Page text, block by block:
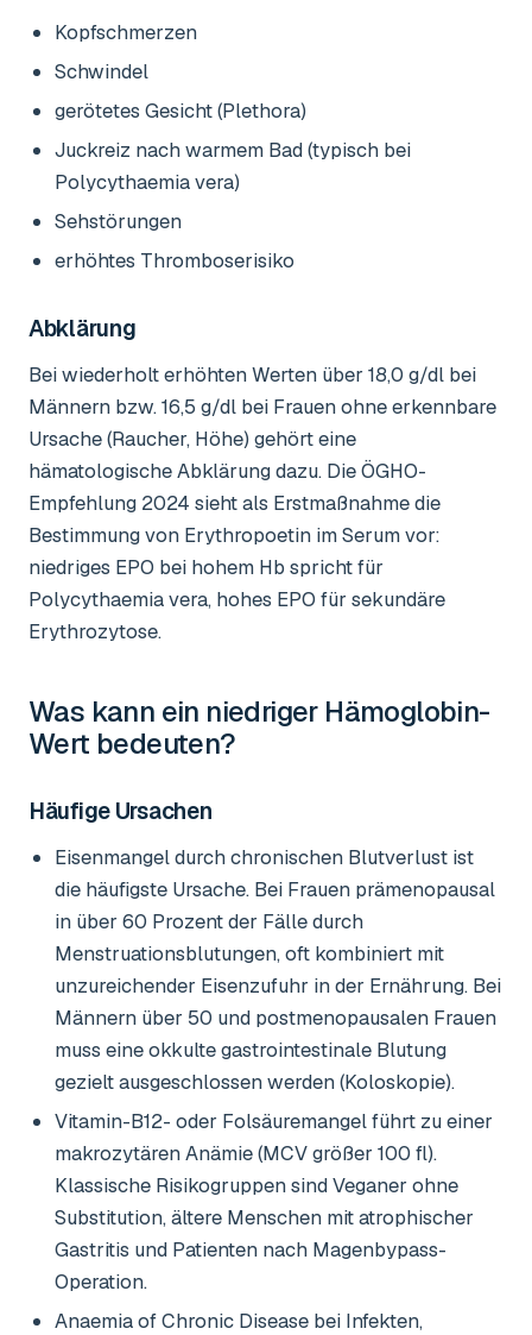
Kopfschmerzen
Schwindel
gerötetes Gesicht (Plethora)
Juckreiz nach warmem Bad (typisch bei
Polycythaemia vera)
Sehstörungen
erhöhtes Thromboserisiko
Abklärung
Bei wiederholt erhöhten Werten über 18,0 g/dl bei
Männern bzw. 16,5 g/dl bei Frauen ohne erkennbare
Ursache (Raucher, Höhe) gehört eine
hämatologische Abklärung dazu. Die ÖGHO-
Empfehlung 2024 sieht als Erstmaßnahme die
Bestimmung von Erythropoetin im Serum vor:
niedriges EPO bei hohem Hb spricht für
Polycythaemia vera, hohes EPO für sekundäre
Erythrozytose.
Was kann ein niedriger Hämoglobin-
Wert bedeuten?
Häufige Ursachen
Eisenmangel durch chronischen Blutverlust ist
die häufigste Ursache. Bei Frauen prämenopausal
in über 60 Prozent der Fälle durch
Menstruationsblutungen, oft kombiniert mit
unzureichender Eisenzufuhr in der Ernährung. Bei
Männern über 50 und postmenopausalen Frauen
muss eine okkulte gastrointestinale Blutung
gezielt ausgeschlossen werden (Koloskopie).
Vitamin-B12- oder Folsäuremangel führt zu einer
makrozytären Anämie (MCV größer 100 fl).
Klassische Risikogruppen sind Veganer ohne
Substitution, ältere Menschen mit atrophischer
Gastritis und Patienten nach Magenbypass-
Operation.
Anaemia of Chronic Disease bei Infekten,